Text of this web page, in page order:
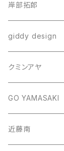
岸部拓郎
giddy design
クミンアヤ
GO YAMASAKI
近藤南